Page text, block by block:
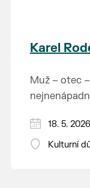
Karel
Muž – otec
dopustit,
Dojemný
V době, kdy
jako
18. 5.
Kulturní